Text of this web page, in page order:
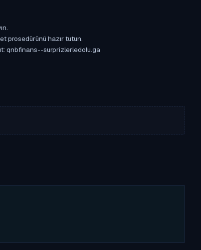
prosedürünü hazır tutun.
qnbfinans--surprizlerledolu.ga